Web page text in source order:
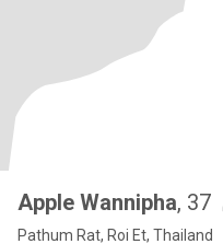
Apple Wannipha, 37
Pathum Rat, Roi Et, Thailand